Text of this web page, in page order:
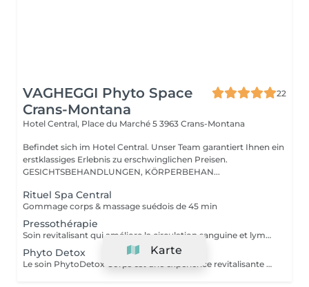
VAGHEGGI Phyto Space
Crans-Montana
22
Hotel Central, Place du Marché 5 3963 Crans-Montana
Befindet sich im Hotel Central. Unser Team garantiert Ihnen ein
erstklassiges Erlebnis zu erschwinglichen Preisen.
GESICHTSBEHANDLUNGEN, KÖRPERBEHAN...
Rituel Spa Central
Gommage corps & massage suédois de 45 min
Pressothérapie
Soin revitalisant qui améliore la circulation sanguine et lymphatique, réduit les dèmes et aide à affiner la silhouette. Idéal pour soulager les jambes lourdes et favoriser une meilleure récupération musculaire.
Phyto Detox
Le soin PhytoDetox Corps est une expérience revitalisante qui combine un gommage corporel, un enveloppement détoxifiant et un massage au choix. Ce traitement de 60 minutes élimine les toxines, améliore la circulation sanguine et nourrit la peau en profondeur, vous procurant une sensation de bien-être et de relaxation. Possibilité de combiné avec une session de pressothérapie de 30 minutes pour un total de 180.-
Karte